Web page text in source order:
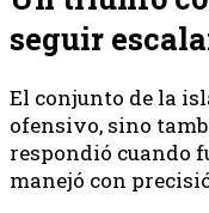
seguir
El conjunto de la
ofensivo, sino
respondió cuando
manejó con